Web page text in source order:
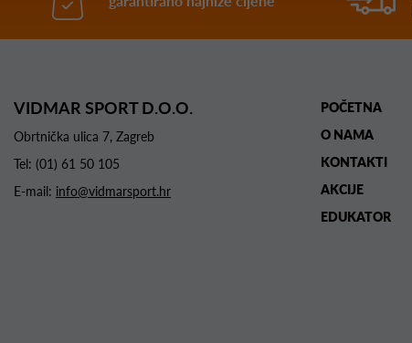
VIDMAR SPORT D.O.O.
Obrtnička ulica 7, Zagreb
Tel: (01) 61 50 105
E-mail: info@vidmarsport.hr
POČETNA
O NAMA
KONTAKTI
AKCIJE
EDUKATOR